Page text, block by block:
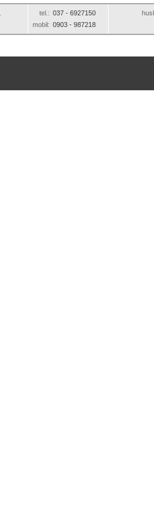
tel.:
mobil:
037 - 6927150
0903 - 987218